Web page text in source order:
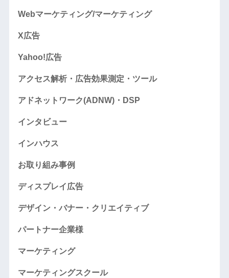
Webマーケティング/マーケティング
X広告
Yahoo!広告
アクセス解析・広告効果測定・ツール
アドネットワーク(ADNW)・DSP
インタビュー
インハウス
お取り組み事例
ディスプレイ広告
デザイン・バナー・クリエイティブ
パートナー企業様
マーケティング
マーケティングスクール